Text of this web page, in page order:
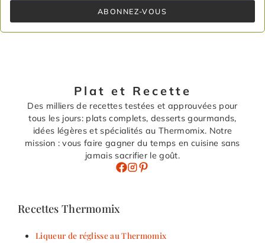
ABONNEZ-VOUS
Plat et Recette
Des milliers de recettes testées et approuvées pour
tous les jours: plats complets, desserts gourmands,
idées légères et spécialités au Thermomix. Notre
mission : vous faire gagner du temps en cuisine sans
jamais sacrifier le goût.
Recettes Thermomix
Liqueur de réglisse au Thermomix